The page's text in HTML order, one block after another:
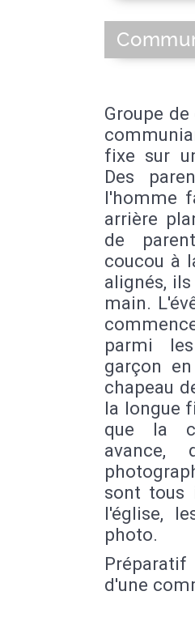
Groupe
fixe sur
Des
l'homme
arrière
de
coucou à
alignés,
main.
parmi
garçon
chapeau
la longue
que la
avance,
sont tous
l'église,
photo.
d'une